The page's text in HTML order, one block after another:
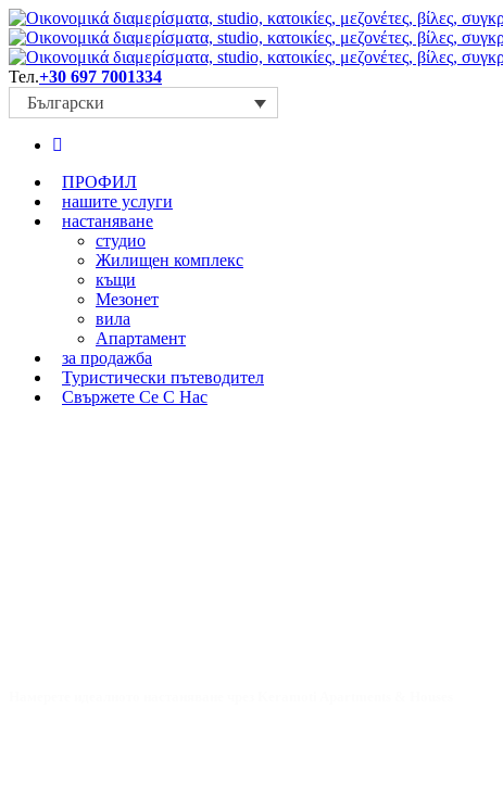
Тел.+30 697 7001334
Български
ПРОФИЛ
нашите услуги
настаняване
студио
Жилищен комплекс
къщи
Мезонет
вила
Aпартамент
за продажба
Туристически пътеводител
Свържете Се С Нас